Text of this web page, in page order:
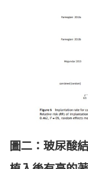
圖二：玻尿酸